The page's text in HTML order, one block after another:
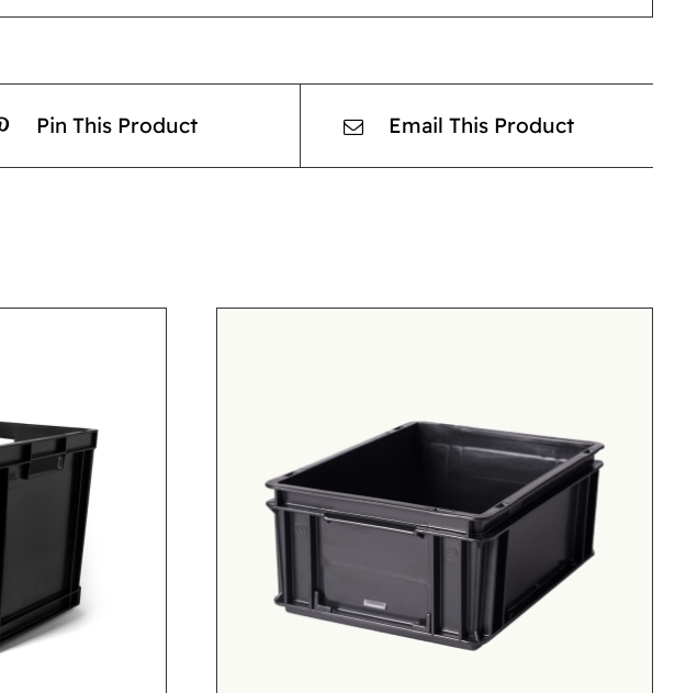
Pin This Product Email This Product